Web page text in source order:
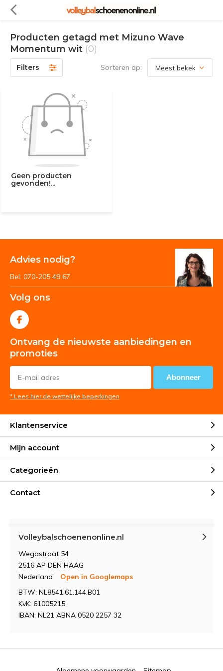
Producten getagd met Mizuno Wave
Momentum wit (0)
Filters Sorteren op:
Geen producten
gevonden!...
Advies nodig?
Bel: 070-205 49 67
Volg ons
Ontvang de nieuwste aanbiedingen en
promoties
Abonneer
* Lees hier de wettelijke beperkingen
Klantenservice
Mijn account
Categorieën
Contact
Volleybalschoenenonline.nl
Wegastraat 54
2516 AP DEN HAAG
Nederland
Open in Googlemaps
BTW: NL8541.61.144.B01
KvK: 61005215
IBAN: NL21 ABNA 0520 2257 32